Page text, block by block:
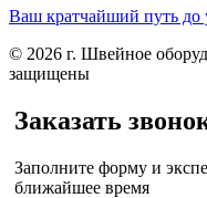
Ваш кратчайший путь до
© 2026 г. Швейное
защищены
Заказать
Заполните форму и
ближайшее время